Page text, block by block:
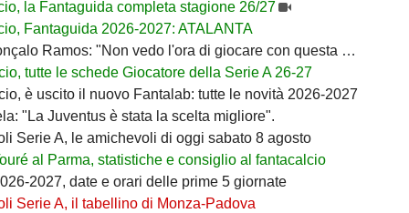
la Fantaguida completa stagione 26/27
Fantaguida 2026-2027: ATALANTA
Ramos: "Non vedo l'ora di giocare con questa maglia"
tutte le schede Giocatore della Serie A 26-27
è uscito il nuovo Fantalab: tutte le novità 2026-2027
"La Juventus è stata la scelta migliore".
Serie A, le amichevoli di oggi sabato 8 agosto
al Parma, statistiche e consiglio al fantacalcio
2027, date e orari delle prime 5 giornate
Serie A, il tabellino di Monza-Padova